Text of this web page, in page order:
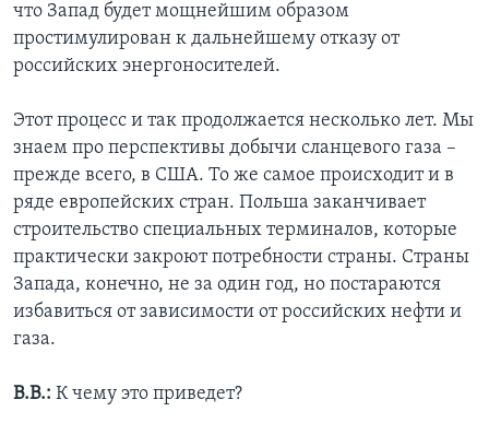
что Запад будет мощнейшим образом
простимулирован к дальнейшему отказу от
российских энергоносителей.
Этот процесс и так продолжается несколько лет. Мы
знаем про перспективы добычи сланцевого газа –
прежде всего, в США. То же самое происходит и в
ряде европейских стран. Польша заканчивает
строительство специальных терминалов, которые
практически закроют потребности страны. Страны
Запада, конечно, не за один год, но постараются
избавиться от зависимости от российских нефти и
газа.
В.В.: К чему это приведет?